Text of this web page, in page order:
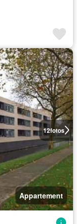
12fotos
Appartement